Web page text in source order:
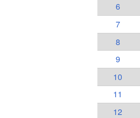
6
7
8
9
10
11
12